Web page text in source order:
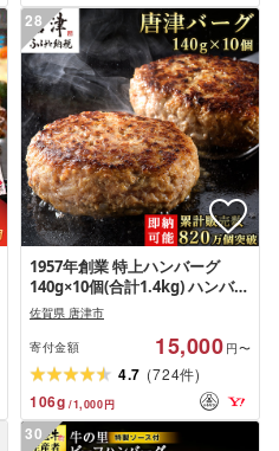
28
1957年創業 特上ハンバーグ
140g×10個(合計1.4kg) ハンバー
グ
佐賀県 唐津市
寄付金額 15,000 円〜
4.7 (724件)
106g /1,000円
30